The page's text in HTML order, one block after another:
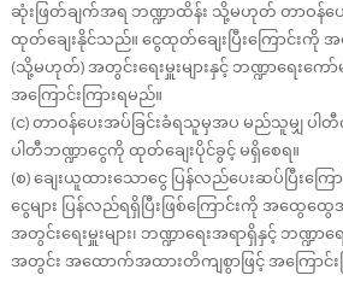
ဆုံးဖြတ်ချက်အရ ဘဏ္ဍာထိန်း သို့မဟုတ် တာဝန်ပ
ထုတ်ချေးနိုင်သည်။ ငွေထုတ်ချေးပြီးကြောင်းကို
(သို့မဟုတ်) အတွင်းရေးမှူးများနှင့် ဘဏ္ဍာရေး
အကြောင်းကြားရမည်။
(င) တာဝန်ပေးအပ်ခြင်းခံရသူမှအပ မည်သူမျှ ပါတီ
ပါတီဘဏ္ဍာငွေကို ထုတ်ချေးပိုင်ခွင့် မရှိစေရ။
(စ) ချေးယူထားသောငွေ ပြန်လည်ပေးဆပ်ပြီးကြ
ငွေများ ပြန်လည်ရရှိပြီးဖြစ်ကြောင်းကို အထွေ
အတွင်းရေးမှူးများ၊ ဘဏ္ဍာရေးအရာရှိနှင့် ဘဏ္ဍ
အတွင်း အထောက်အထားတိကျစွာဖြင့် အကြောင်း